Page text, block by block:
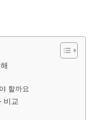
할까요
비교